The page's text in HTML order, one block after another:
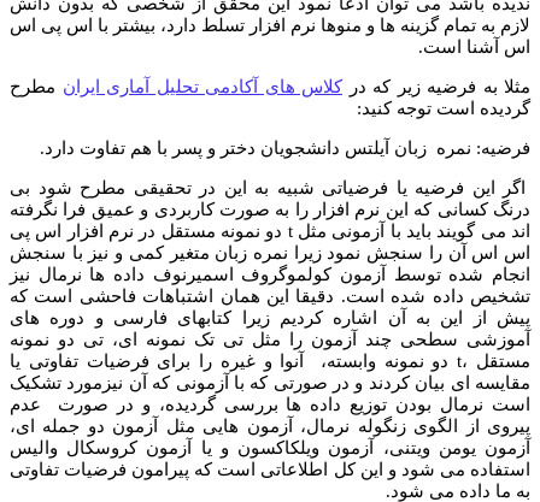
لازم به تمام گزینه ها و منوها نرم افزار تسلط دارد، بیشتر با اس پی اس
اس آشنا است.
مثلا به فرضیه زیر که درکلاس های آکادمی تحلیل آماری ایران مطرح
گردیده است توجه کنید:
فرضیه: نمره زبان آیلتس دانشجویان دختر و پسر با هم تفاوت دارد.
اگر این فرضیه یا فرضیاتی شبیه به این در تحقیقی مطرح شود بی
درنگ کسانی که این نرم افزار را به صورت کاربردی و عمیق فرا نگرفته
اند می گویند باید با آزمونی مثل t دو نمونه مستقل در نرم افزار اس پی
اس اس آن را سنجش نمود زیرا نمره زبان متغیر کمی و نیز با سنجش
انجام شده توسط آزمون کولموگروف اسمیرنوف داده ها نرمال نیز
تشخیص داده شده است. دقیقا این همان اشتباهات فاحشی است که
پیش از این به آن اشاره کردیم زیرا کتابهای فارسی و دوره های
آموزشی سطحی چند آزمون را مثل تی تک نمونه ای، تی دو نمونه
مستقل ،‏t دو نمونه وابسته، آنوا و غیره را برای فرضیات تفاوتی یا
مقایسه ای بیان کردند و در صورتی که با آزمونی که آن نیزمورد تشکیک
است نرمال بودن توزیع داده ها بررسی گردیده، و در صورت عدم
پیروی از الگوی زنگوله نرمال، آزمون هایی مثل آزمون دو جمله ای،
آزمون یومن ویتنی، آزمون ویلکاکسون و یا آزمون کروسکال والیس
استفاده می شود و این کل اطلاعاتی است که پیرامون فرضیات تفاوتی
به ما داده می شود.